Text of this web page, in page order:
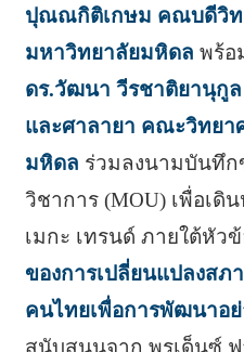
ปุณณกิติเกษม คณบดีวิท
มหาวิทยาลัยมหิดล พร้อ
ดร.วัฒนา วีรชาติยานุกู
และศาลายา คณะวิทยา
มหิดล ร่วมลงนามบันทึก
วิชาการ (MOU) เพื่อเดิ
เมกะ เทรนด์ ภายใต้หัว
ของการเปลี่ยนแปลงส
คนไทยเพื่อการพัฒนาอย่
สนับสนุนจาก พรูเด็นซ์ ฟ